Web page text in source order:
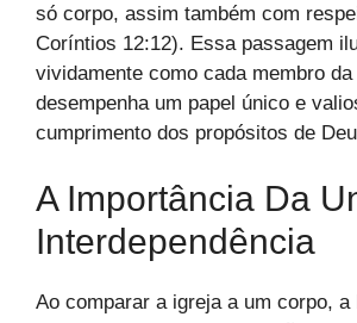
só corpo, assim também com
Coríntios 12:12). Essa passagem
vividamente como cada membro
desempenha um papel único e
cumprimento dos propósitos de
A Importância Da
Interdependência
Ao comparar a igreja a um corpo,